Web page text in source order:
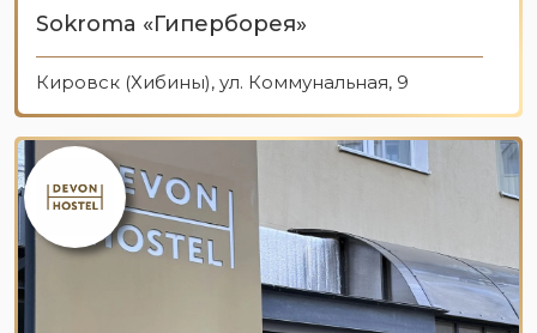
Sokroma «Гиперборея»
Кировск (Хибины), ул. Коммунальная, 9